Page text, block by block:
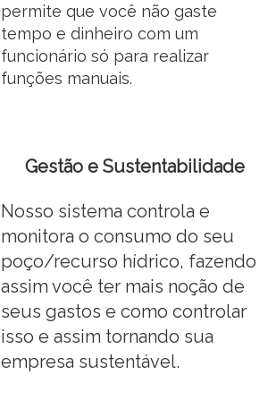
permite que você não gaste
tempo e dinheiro com um
funcionário só para realizar
funções manuais.
Gestão e Sustentabilidade
Nosso sistema controla e
monitora o consumo do seu
poço/recurso hídrico, fazendo
assim você ter mais noção de
seus gastos e como controlar
isso e assim tornando sua
empresa sustentável.